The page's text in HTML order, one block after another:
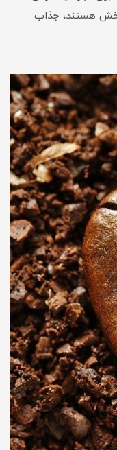
هستند، جذاب